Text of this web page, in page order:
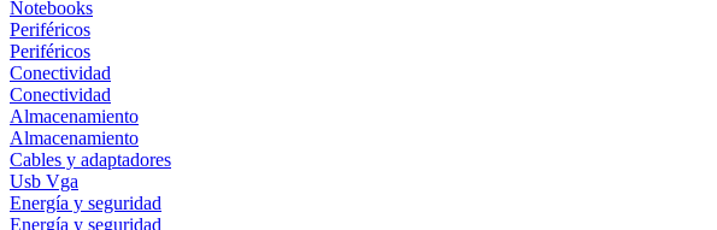
Notebooks
Periféricos
Periféricos
Conectividad
Conectividad
Almacenamiento
Almacenamiento
Cables y adaptadores
Usb Vga
Energía y seguridad
Energía y seguridad